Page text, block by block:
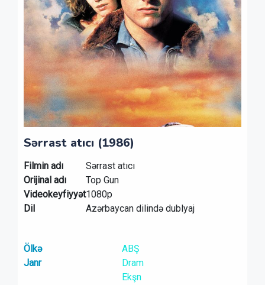
Sərrast atıcı (1986)
Filmin adı
Sərrast atıcı
Orijinal adı
Top Gun
Videokeyfiyyət1080p
Dil
Azərbaycan dilində dublyaj
Ölkə
ABŞ
Janr
Dram
Ekşn